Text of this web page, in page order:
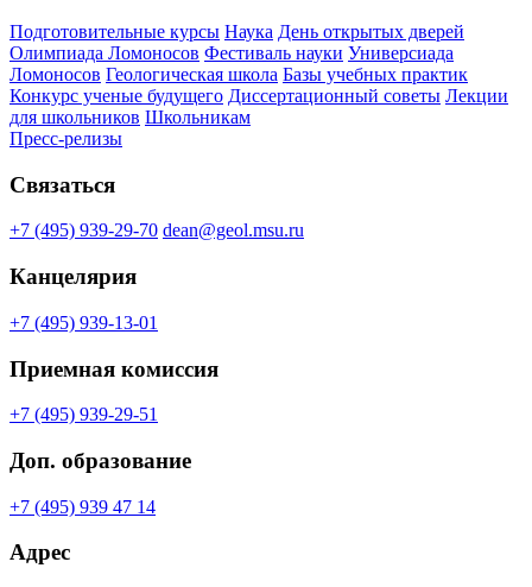
Подготовительные курсы Наука День открытых дверей
Олимпиада Ломоносов Фестиваль науки Универсиада
Ломоносов Геологическая школа Базы учебных практик
Конкурс ученые будущего Диссертационный советы Лекции
для школьников Школьникам
Пресс-релизы
Связаться
+7 (495) 939-29-70 dean@geol.msu.ru
Канцелярия
+7 (495) 939-13-01
Приемная комиссия
+7 (495) 939-29-51
Доп. образование
+7 (495) 939 47 14
Адрес